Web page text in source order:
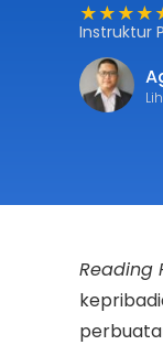
Instruktur
Reading